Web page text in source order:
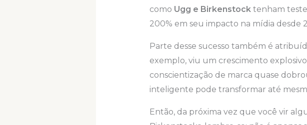
como Ugg e Birkenstocktenham
200% em seu impacto na mídia desde
Parte desse sucesso também é
exemplo, viu um crescimento
conscientização de marca quase
inteligente pode transformar até
Então, da próxima vez que você vir